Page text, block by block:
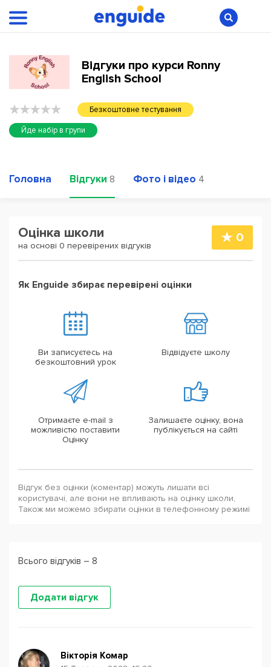
Відгуки про курси Ronny
English School
Безкоштовне тестування
Йде набір в групи
Головна Відгуки 8 Фото і відео 4
Оцінка школи
на основі 0 перевірених відгуків
0
Як Enguide збирає перевірені оцінки
Ви записуєтесь на
безкоштовний урок
Відвідуєте школу
Отримаєте e-mail з
можливістю поставити
Оцінку
Залишаєте оцінку, вона
публікується на сайті
Відгук без оцінки (коментар) можуть лишати всі
користувачі, але вони не впливають на оцінку школи,
Також ми можемо збирати оцінки в телефонному режимі
Всього відгуків – 8
Додати відгук
Вікторія Комар